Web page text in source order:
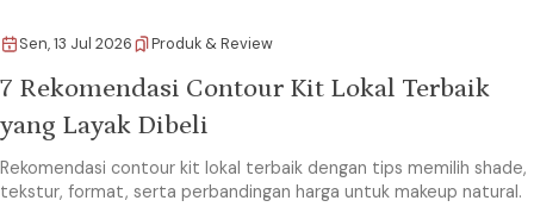
Sen, 13 Jul 2026 Produk & Review
7 Rekomendasi Contour Kit Lokal Terbaik
yang Layak Dibeli
Rekomendasi contour kit lokal terbaik dengan tips memilih shade,
tekstur, format, serta perbandingan harga untuk makeup natural.